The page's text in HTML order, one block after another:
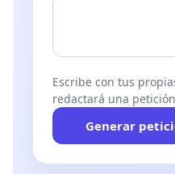
Escribe con tus
redactará una
Generar